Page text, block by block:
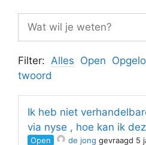
Filter: Alles Open
twoord
Ik heb niet
via nyse , hoe kan ik
Open de jong gevraagd 5